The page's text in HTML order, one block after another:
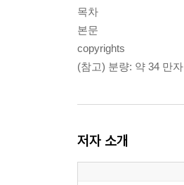
목차
본문
copyrights
(참고) 분량: 약 34 만자
저자 소개